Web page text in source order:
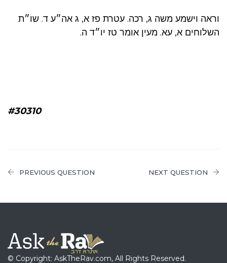
וראה וישמע משה ג, רכה. עטרת פז א, ג אה״ע ד. שו״ת
השלוחים א, עא. מעין אומר טז יו״ד ה.
#30310
PREVIOUS QUESTION NEXT QUESTION
© Copyright: AskTheRav.com, All Rights Reserved.